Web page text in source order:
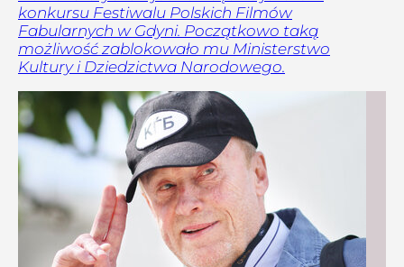
konkursu Festiwalu Polskich Filmów
Fabularnych w Gdyni. Początkowo taką
możliwość zablokowało mu Ministerstwo
Kultury i Dziedzictwa Narodowego.